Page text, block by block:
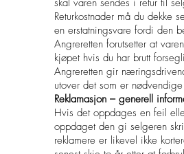
skal varen sendes i retur til
Returkostnader må du dekke
en erstatningsvare fordi den
Angreretten forutsetter at
kjøpet hvis du har brutt
Angreretten gir
utover det som er
Reklamasjon – generell
Hvis det oppdages en feil
oppdaget den gi selgeren
reklamere er likevel ikke